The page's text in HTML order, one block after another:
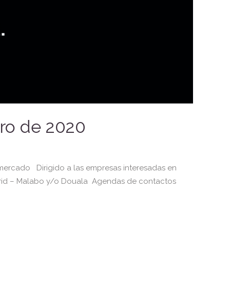
de 2020
Dirigido a las empresas interesadas en
– Malabo y/o Douala Agendas de contactos